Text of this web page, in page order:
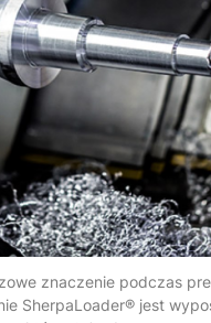
znaczenie podczas
SherpaLoader® jest